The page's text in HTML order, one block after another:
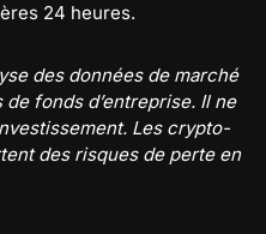
24 heures.
des données de marché
fonds d’entreprise. Il ne
Les crypto-
des risques de perte en